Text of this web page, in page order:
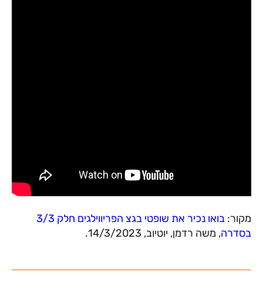
מקור:
בואו נכיר את שופטי בגצ הפריווילגים חלק 3/3
בסדרה, משה רדמן, יוטיוב, 14/3/2023.